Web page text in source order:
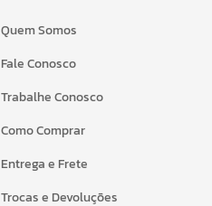
Quem Somos
Fale Conosco
Trabalhe Conosco
Como Comprar
Entrega e Frete
Trocas e Devoluções